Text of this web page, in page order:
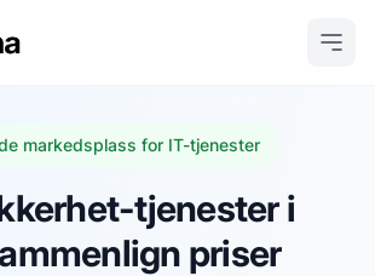
markedsplass for IT-tjenester
tjenester i
priser